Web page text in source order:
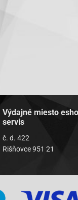
Výdajné miesto
servis
č. d. 422
Rišňovce 951 21